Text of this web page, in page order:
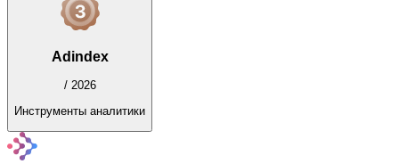
Adindex
/ 2026
Инструменты аналитики